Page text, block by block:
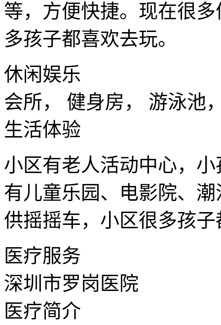
等，方便快捷。现在很
多孩子都喜欢去玩。
休闲娱乐
会所， 健身房， 游泳池
生活体验
小区有老人活动中心，
有儿童乐园、电影院、
供摇摇车，小区很多孩
医疗服务
深圳市罗岗医院
医疗简介